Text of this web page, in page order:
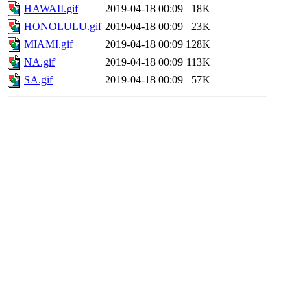
HAWAII.gif
2019-04-18 00:09
18K
HONOLULU.gif 2019-04-18 00:09
23K
MIAMI.gif
2019-04-18 00:09 128K
NA.gif
2019-04-18 00:09 113K
SA.gif
2019-04-18 00:09 57K